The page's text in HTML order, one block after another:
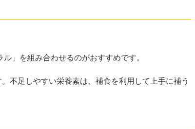
」を組み合わせるのがおすすめです。
不足しやすい栄養素は、補食を利用して上手に補う